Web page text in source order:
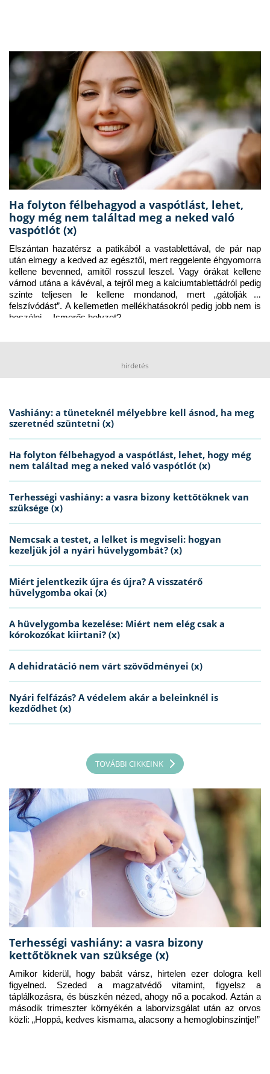
Ha folyton félbehagyod a vaspótlást, lehet,
hogy még nem találtad meg a neked való
vaspótlót (x)
Elszántan hazatérsz a patikából a vastablettával, de pár nap
után elmegy a kedved az egésztől, mert reggelente éhgyomorra
kellene bevenned, amitől rosszul leszel. Vagy órákat kellene
várnod utána a kávéval, a tejről meg a kalciumtablettádról pedig
szinte teljesen le kellene mondanod, mert „gátolják a
felszívódást”. A kellemetlen mellékhatásokról pedig jobb nem is
beszélni… Ismerős helyzet?
hirdetés
Vashiány: a tüneteknél mélyebbre kell ásnod, ha meg
szeretnéd szüntetni (x)
Ha folyton félbehagyod a vaspótlást, lehet, hogy még
nem találtad meg a neked való vaspótlót (x)
Terhességi vashiány: a vasra bizony kettőtöknek van
szüksége (x)
Nemcsak a testet, a lelket is megviseli: hogyan
kezeljük jól a nyári hüvelygombát? (x)
Miért jelentkezik újra és újra? A visszatérő
hüvelygomba okai (x)
A hüvelygomba kezelése: Miért nem elég csak a
kórokozókat kiirtani? (x)
A dehidratáció nem várt szövődményei (x)
Nyári felfázás? A védelem akár a beleinknél is
kezdődhet (x)
TOVÁBBI CIKKEINK
Terhességi vashiány: a vasra bizony
kettőtöknek van szüksége (x)
Amikor kiderül, hogy babát vársz, hirtelen ezer dologra kell
figyelned. Szeded a magzatvédő vitamint, figyelsz a
táplálkozásra, és büszkén nézed, ahogy nő a pocakod. Aztán a
második trimeszter környékén a laborvizsgálat után az orvos
közli: „Hoppá, kedves kismama, alacsony a hemoglobinszintje!”